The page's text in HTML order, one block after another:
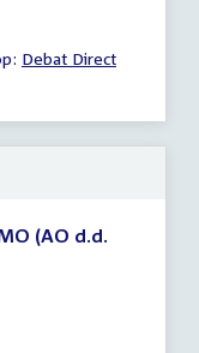
External
Debat Direct
(AO d.d.